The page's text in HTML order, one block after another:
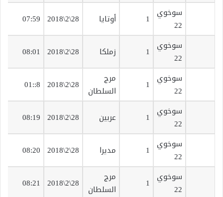
سوخوي
22
1 أوتايا 28\2\2018
07:59
سوخوي
22
1 زملكا 28\2\2018
08:01
سوخوي
22
1
مرج
السلطان
28\2\2018
8::01
سوخوي
22
1 عربين 28\2\2018
08:19
سوخوي
22
1 مديرا 28\2\2018
08:20
سوخوي
22
1
مرج
السلطان
28\2\2018
08:21